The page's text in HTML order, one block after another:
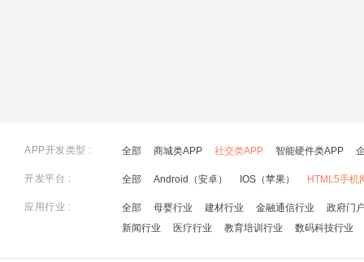
APP开发类型 : 全部 商城类APP 社交类APP 智能硬件类APP
开发平台 : 全部 Android（安卓） IOS（苹果） HTML5手机
应用行业 : 全部 母婴行业 建材行业 金融通信行业
政府门
新闻行业
医疗行业 教育培训行业 数码科技行业